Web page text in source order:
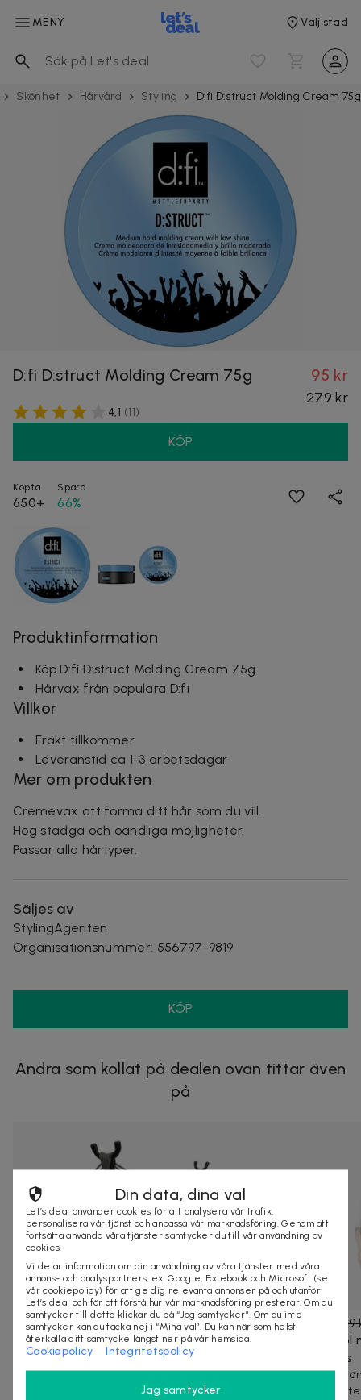
MENY Välj stad
Skönhet Hårvård Styling D:fi D:struct Molding Cream 75g
D:fi D:struct Molding Cream 75g 95 kr
279 kr
4,1 (11)
KÖP
Köpta
650+
Spara
66%
Produktinformation
Köp D:fi D:struct Molding Cream 75g
Hårvax från populära D:fi
Villkor
Frakt tillkommer
Leveranstid ca 1-3 arbetsdagar
Mer om produkten
Cremevax att forma ditt hår som du vill.
Hög stadga och oändliga möjligheter.
Passar alla hårtyper.
Säljes av
StylingAgenten
Organisationsnummer: 556797-9819
KÖP
Andra som kollat på dealen ovan tittar även
på
1 049 kr1 599 kr-34%
Hängmatta med stativ 200x100 cm
Bekväm dubbel hängmatta med stabil ställning för
avkoppling ute och hemma.
)
utomhus
Bekväm
trädgård,
Din data, dina val
Let’s deal använder cookies för att analysera vår trafik,
personalisera vår tjänst och anpassa vår marknadsföring. Genom att
fortsätta använda våra tjänster samtycker du till vår användning av
cookies.
Vi delar information om din användning av våra tjänster med våra
annons- och analyspartners, ex. Google, Facebook och Microsoft (se
vår cookiepolicy) för att ge dig relevanta annonser på och utanför
Let’s deal och för att förstå hur vår marknadsföring presterar. Om du
samtycker till detta klickar du på “Jag samtycker”. Om du inte
samtycker kan du tacka nej i “Mina val”. Du kan när som helst
återkalla ditt samtycke längst ner på vår hemsida.
Cookiepolicy Integritetspolicy
Jag samtycker